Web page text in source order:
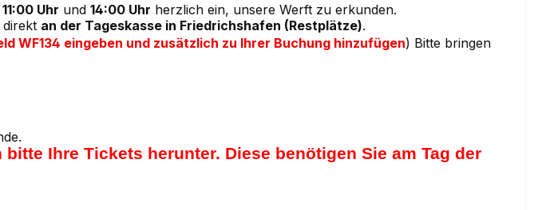
11:00 Uhr und 14:00 Uhr herzlich ein, unsere Werft zu erkunden.
direkt an der Tageskasse in Friedrichshafen (Restplätze).
WF134 eingeben und zusätzlich zu Ihrer Buchung hinzufügen) Bitte bringen
Ihre Tickets herunter. Diese benötigen Sie am Tag der